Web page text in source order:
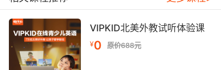
7. brainiac is gone and so is our son for now.
目前布莱尼亚克和我们的儿子都消失了
8. brainiac, you're making it sound way more
confusing than it is.
VIPKID北美外教试听体验课
¥0 原价688元